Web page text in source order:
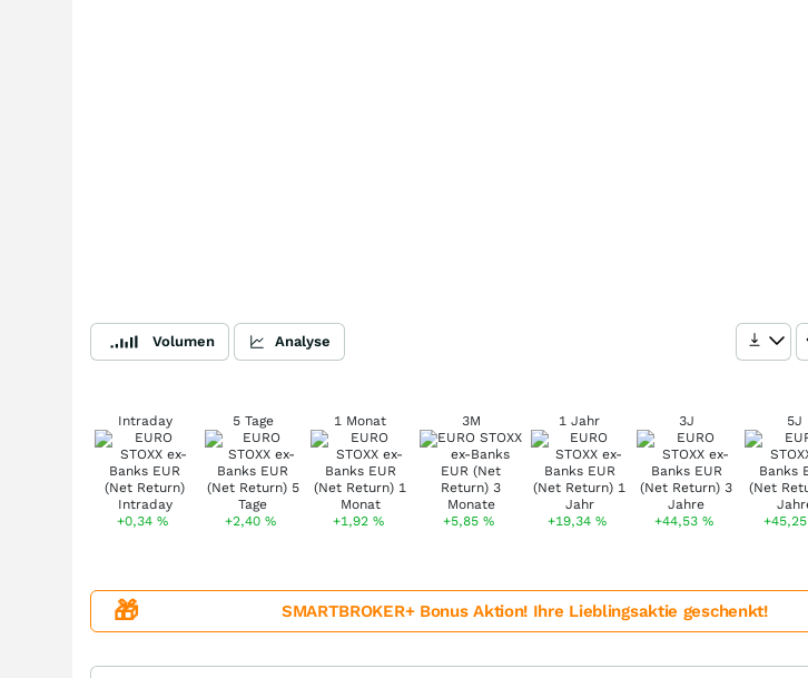
Volumen Analyse
Intraday
+0,34%
5 Tage
+2,40%
1 Monat
+1,92 %
3M
+5,85 %
1 Jahr
+19,34%
3J
+44,53%
5J
+45,25
🎁 SMARTBROKER+ Bonus Aktion! Ihre Lieblingsaktie geschenkt!